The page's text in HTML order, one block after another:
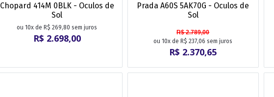
Chopard 414M 0BLK - Oculos de
Sol
ou 10x de R$ 269,80 sem juros
R$ 2.698,00
Prada A60S 5AK70G - Oculos de
Sol
R$ 2.789,00
ou 10x de R$ 237,06 sem juros
R$ 2.370,65